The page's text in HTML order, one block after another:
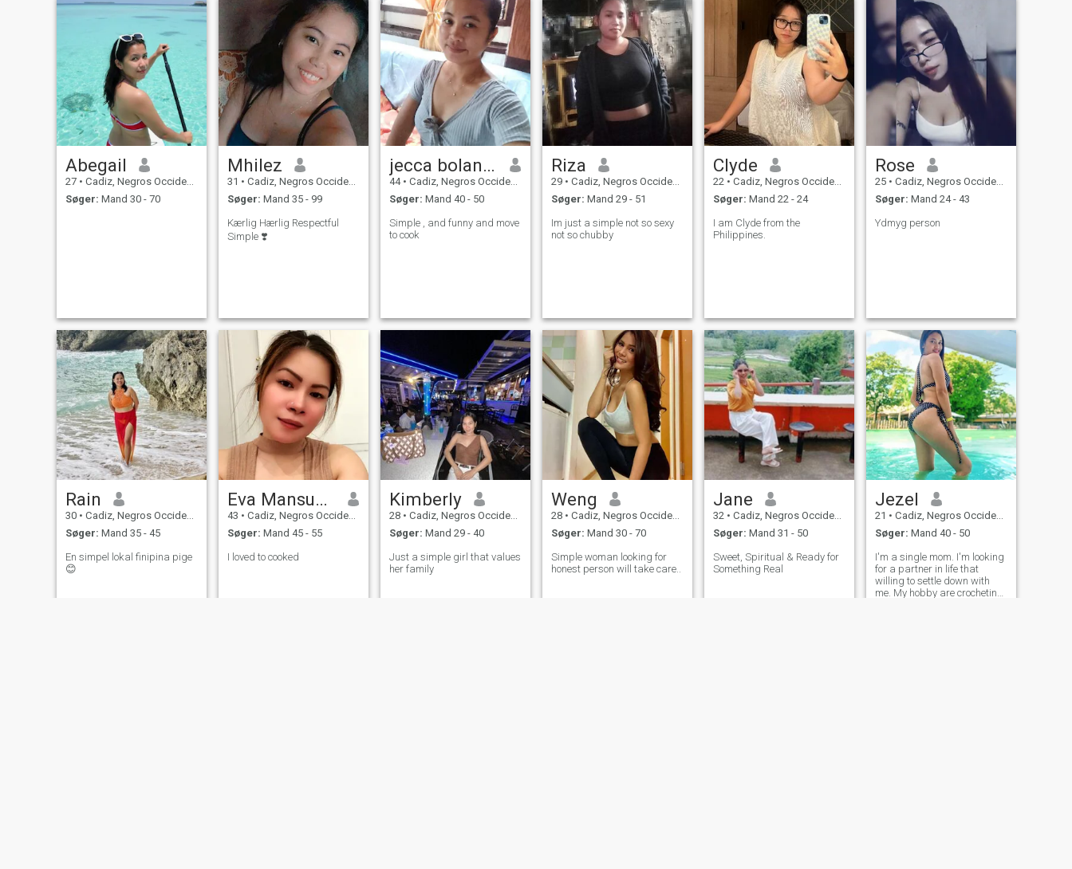
Abegail
27 • Cadiz, Negros Occidental, Filippinerne
Søger: Mand 30 - 70
Mhilez
31 • Cadiz, Negros Occidental, Filippinerne
Søger: Mand 35 - 99
Kærlig Hærlig Respectful
Simple ❣️
jecca bolandres
44 • Cadiz, Negros Occidental, Filippinerne
Søger: Mand 40 - 50
Simple , and funny and move
to cook
Riza
29 • Cadiz, Negros Occidental, Filippinerne
Søger: Mand 29 - 51
Im just a simple not so sexy
not so chubby
Clyde
22 • Cadiz, Negros Occidental, Filippinerne
Søger: Mand 22 - 24
I am Clyde from the
Philippines.
Rose
25 • Cadiz, Negros Occidental, Filippinerne
Søger: Mand 24 - 43
Ydmyg person
Rain
30 • Cadiz, Negros Occidental, Filippinerne
Søger: Mand 35 - 45
En simpel lokal finipina pige
😊
Eva Mansueto
43 • Cadiz, Negros Occidental, Filippinerne
Søger: Mand 45 - 55
I loved to cooked
Kimberly
28 • Cadiz, Negros Occidental, Filippinerne
Søger: Mand 29 - 40
Just a simple girl that values
her family
Weng
28 • Cadiz, Negros Occidental, Filippinerne
Søger: Mand 30 - 70
Simple woman looking for
honest person will take care..
Jane
32 • Cadiz, Negros Occidental, Filippinerne
Søger: Mand 31 - 50
Sweet, Spiritual & Ready for
Something Real
Jezel
21 • Cadiz, Negros Occidental, Filippinerne
Søger: Mand 40 - 50
I'm a single mom. I'm looking
for a partner in life that
willing to settle down with
me. My hobby are crocheting,